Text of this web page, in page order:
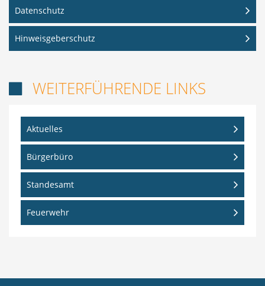
Datenschutz
Hinweisgeberschutz
WEITERFÜHRENDE LINKS
Aktuelles
Bürgerbüro
Standesamt
Feuerwehr